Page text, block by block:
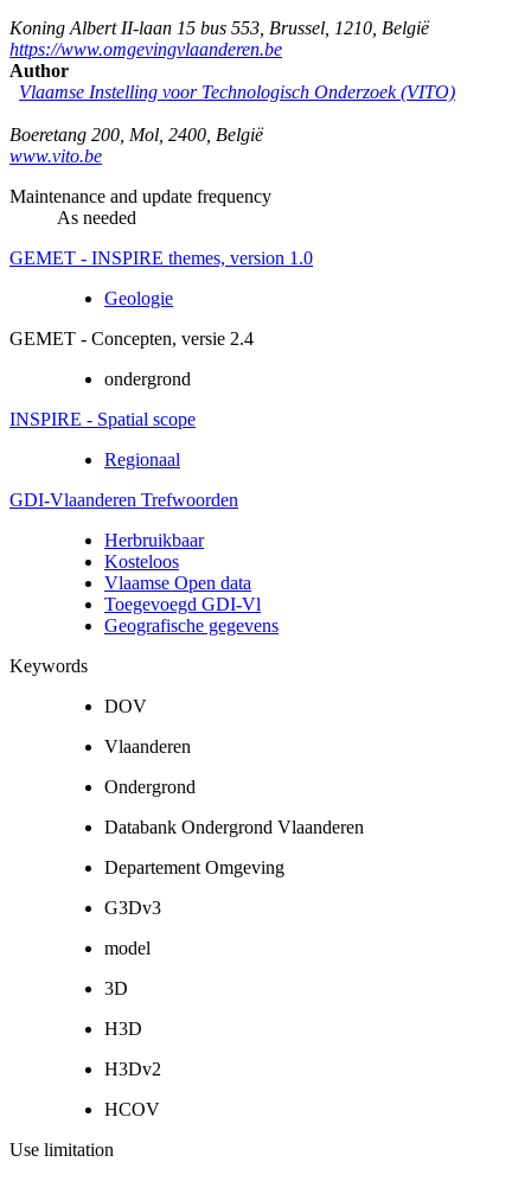
Koning Albert II-laan 15 bus 553 Brussel 1210 België
https://www.omgevingvlaanderen.be
Author
Vlaamse Instelling voor Technologisch Onderzoek (VITO)
Boeretang 200 Mol 2400 België
www.vito.be
Maintenance and update frequency
As needed
GEMET - INSPIRE themes, version 1.0
Geologie
GEMET - Concepten, versie 2.4
ondergrond
INSPIRE - Spatial scope
Regionaal
GDI-Vlaanderen Trefwoorden
Herbruikbaar
Kosteloos
Vlaamse Open data
Toegevoegd GDI-Vl
Geografische gegevens
Keywords
DOV
Vlaanderen
Ondergrond
Databank Ondergrond Vlaanderen
Departement Omgeving
G3Dv3
model
3D
H3D
H3Dv2
HCOV
Use limitation